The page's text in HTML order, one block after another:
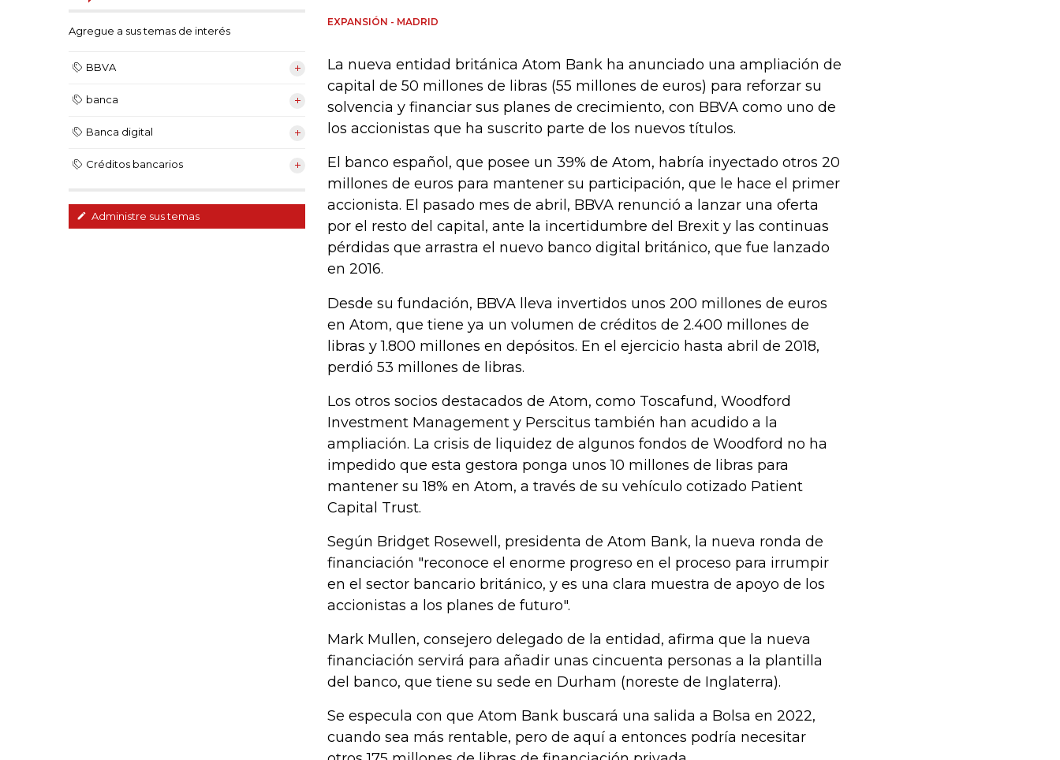
Agregue a sus temas de interés
BBVA
banca
Banca digital
Créditos bancarios
Administre sus temas
EXPANSIÓN - MADRID
La nueva entidad británica Atom Bank ha anunciado una ampliación de
capital de 50 millones de libras (55 millones de euros) para reforzar su
solvencia y financiar sus planes de crecimiento, con BBVA como uno de
los accionistas que ha suscrito parte de los nuevos títulos.
El banco español, que posee un 39% de Atom, habría inyectado otros 20
millones de euros para mantener su participación, que le hace el primer
accionista. El pasado mes de abril, BBVA renunció a lanzar una oferta
por el resto del capital, ante la incertidumbre del Brexit y las continuas
pérdidas que arrastra el nuevo banco digital británico, que fue lanzado
en 2016.
Desde su fundación, BBVA lleva invertidos unos 200 millones de euros
en Atom, que tiene ya un volumen de créditos de 2.400 millones de
libras y 1.800 millones en depósitos. En el ejercicio hasta abril de 2018,
perdió 53 millones de libras.
Los otros socios destacados de Atom, como Toscafund, Woodford
Investment Management y Perscitus también han acudido a la
ampliación. La crisis de liquidez de algunos fondos de Woodford no ha
impedido que esta gestora ponga unos 10 millones de libras para
mantener su 18% en Atom, a través de su vehículo cotizado Patient
Capital Trust.
Según Bridget Rosewell, presidenta de Atom Bank, la nueva ronda de
financiación "reconoce el enorme progreso en el proceso para irrumpir
en el sector bancario británico, y es una clara muestra de apoyo de los
accionistas a los planes de futuro".
Mark Mullen, consejero delegado de la entidad, afirma que la nueva
financiación servirá para añadir unas cincuenta personas a la plantilla
del banco, que tiene su sede en Durham (noreste de Inglaterra).
Se especula con que Atom Bank buscará una salida a Bolsa en 2022,
cuando sea más rentable, pero de aquí a entonces podría necesitar